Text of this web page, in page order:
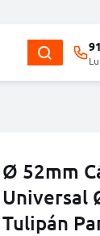
Ø 52mm
Universal
Tulipán